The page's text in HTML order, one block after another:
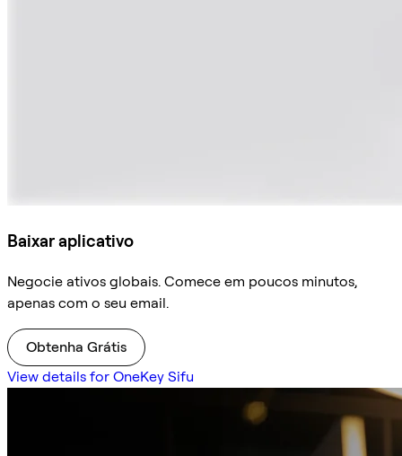
Baixar aplicativo
Negocie ativos globais. Comece em poucos minutos,
apenas com o seu email.
Obtenha Grátis
View details for OneKey Sifu